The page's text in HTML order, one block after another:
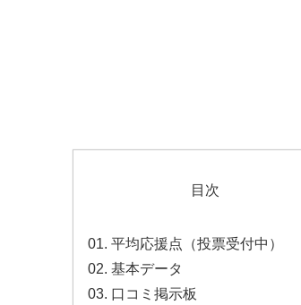
目次
平均応援点（投票受付中）
基本データ
口コミ掲示板